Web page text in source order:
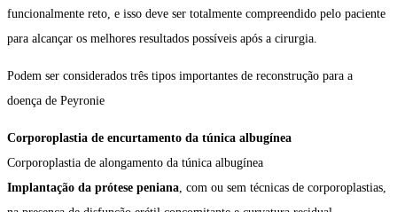
funcionalmente reto, e isso deve ser totalmente compreendido pelo paciente
para alcançar os melhores resultados possíveis após a cirurgia.
Podem ser considerados três tipos importantes de reconstrução para a
doença de Peyronie
Corporoplastia de encurtamento da túnica albugínea
Corporoplastia de alongamento da túnica albugínea
Implantação da prótese peniana, com ou sem técnicas de corporoplastias,